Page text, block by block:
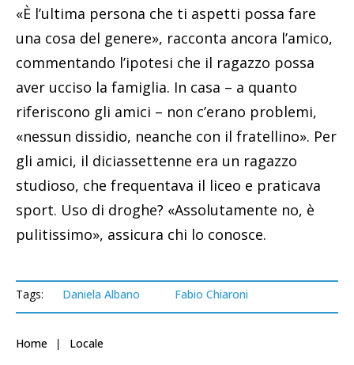
«È l’ultima persona che ti aspetti possa fare
una cosa del genere», racconta ancora l’amico,
commentando l’ipotesi che il ragazzo possa
aver ucciso la famiglia. In casa – a quanto
riferiscono gli amici – non c’erano problemi,
«nessun dissidio, neanche con il fratellino». Per
gli amici, il diciassettenne era un ragazzo
studioso, che frequentava il liceo e praticava
sport. Uso di droghe? «Assolutamente no, è
pulitissimo», assicura chi lo conosce.
Tags: Daniela Albano Fabio Chiaroni
Home Locale